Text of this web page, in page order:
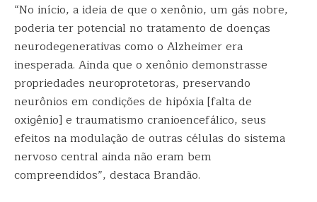
“No início, a ideia de que o xenônio, um gás nobre,
poderia ter potencial no tratamento de doenças
neurodegenerativas como o Alzheimer era
inesperada. Ainda que o xenônio demonstrasse
propriedades neuroprotetoras, preservando
neurônios em condições de hipóxia [falta de
oxigênio] e traumatismo cranioencefálico, seus
efeitos na modulação de outras células do sistema
nervoso central ainda não eram bem
compreendidos”, destaca Brandão.